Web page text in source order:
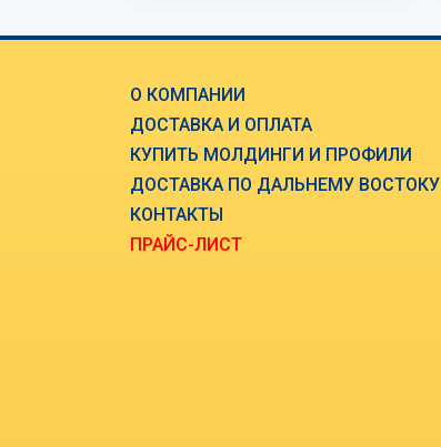
О КОМПАНИИ
ДОСТАВКА И ОПЛАТА
КУПИТЬ МОЛДИНГИ И ПРОФИЛИ
ДОСТАВКА ПО ДАЛЬНЕМУ ВОСТОКУ
КОНТАКТЫ
ПРАЙС-ЛИСТ